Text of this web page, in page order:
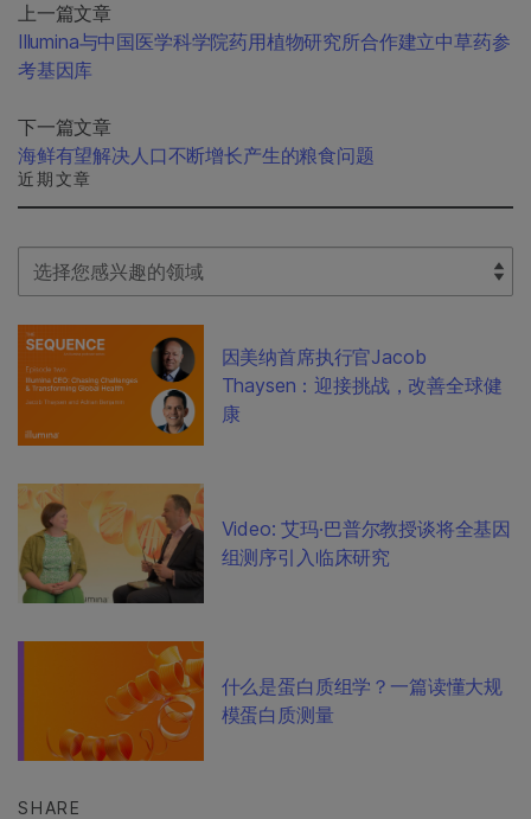
上一篇文章
Illumina与中国医学科学院药用植物研究所合作建立中草药参
考基因库
下一篇文章
海鲜有望解决人口不断增长产生的粮食问题
近期文章
Select Filter
因美纳首席执行官Jacob
Thaysen：迎接挑战，改善全球健
康
Video: 艾玛·巴普尔教授谈将全基因
组测序引入临床研究
什么是蛋白质组学？一篇读懂大规
模蛋白质测量
SHARE